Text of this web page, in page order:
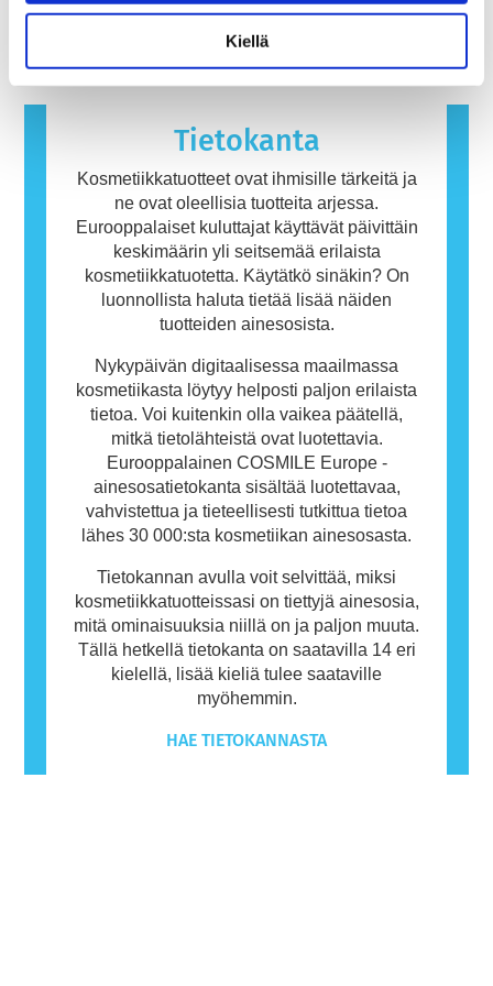
Kiellä
hormonitoimintaa häiritsevät ominaisuudet.
immuunijärjestelmä reagoi aineisiin, jotka ovat
useimmille ihmisille vaarattomia. Allergisen
sisältää ainesosia, jotka voivat olla joillekin
ihmisille allergisoivia. Tämä ei kuitenkaan
tarkoita, ettei muiden olisi turvallista käyttää
Lue lisää
Tietokanta
Kosmetiikkatuotteet ovat ihmisille tärkeitä ja
ne ovat oleellisia tuotteita arjessa.
Eurooppalaiset kuluttajat käyttävät päivittäin
keskimäärin yli seitsemää erilaista
kosmetiikkatuotetta. Käytätkö sinäkin? On
luonnollista haluta tietää lisää näiden
tuotteiden ainesosista.
Nykypäivän digitaalisessa maailmassa
kosmetiikasta löytyy helposti paljon erilaista
tietoa. Voi kuitenkin olla vaikea päätellä,
mitkä tietolähteistä ovat luotettavia.
Eurooppalainen COSMILE Europe -
ainesosatietokanta sisältää luotettavaa,
vahvistettua ja tieteellisesti tutkittua tietoa
lähes 30 000:sta kosmetiikan ainesosasta.
Tietokannan avulla voit selvittää, miksi
kosmetiikkatuotteissasi on tiettyjä ainesosia,
mitä ominaisuuksia niillä on ja paljon muuta.
Tällä hetkellä tietokanta on saatavilla 14 eri
kielellä, lisää kieliä tulee saataville
myöhemmin.
HAE TIETOKANNASTA